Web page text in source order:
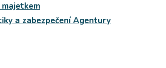
a zabezpečení Agentury